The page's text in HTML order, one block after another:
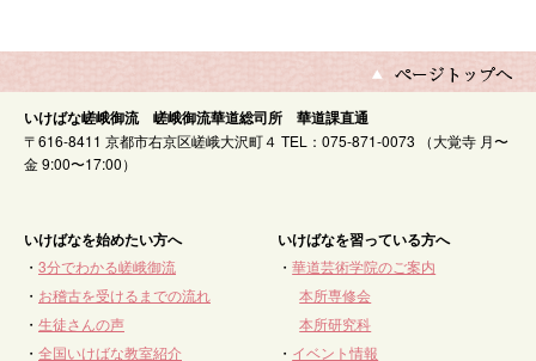
いけばな嵯峨御流 嵯峨御流華道総司所 華道課直通
〒616-8411 京都市右京区嵯峨大沢町４ TEL：075-871-0073 （大覚寺 月〜
金 9:00〜17:00）
いけばなを始めたい方へ
・ 3分でわかる嵯峨御流
・ お稽古を受けるまでの流れ
・ 生徒さんの声
・ 全国いけばな教室紹介
いけばなを習っている方へ
・華道芸術学院のご案内
本所専修会
本所研究科
・ イベント情報